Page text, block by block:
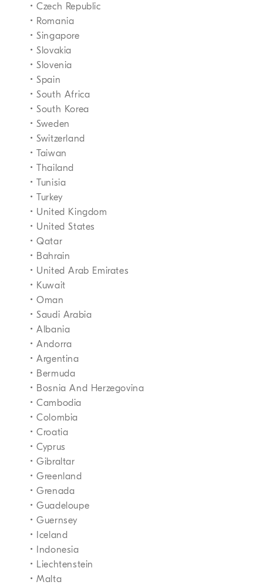
• Czech Republic
• Romania
• Singapore
• Slovakia
• Slovenia
• Spain
• South Africa
• South Korea
• Sweden
• Switzerland
• Taiwan
• Thailand
• Tunisia
• Turkey
• United Kingdom
• United States
• Qatar
• Bahrain
• United Arab Emirates
• Kuwait
• Oman
• Saudi Arabia
• Albania
• Andorra
• Argentina
• Bermuda
• Bosnia And Herzegovina
• Cambodia
• Colombia
• Croatia
• Cyprus
• Gibraltar
• Greenland
• Grenada
• Guadeloupe
• Guernsey
• Iceland
• Indonesia
• Liechtenstein
• Malta